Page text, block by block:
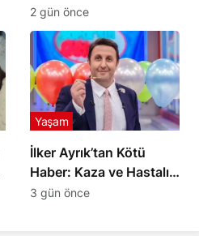
Merkezi Altıntepe
2 gün önce
İlker Ayrık’tan Kötü
Haber: Kaza ve Hastalık
Nedeniyle Sahneye Ara
Yaşam
3 gün önce